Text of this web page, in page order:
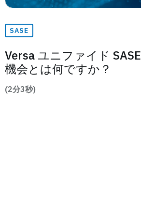
SASE
Versa ユニファイド SASE
機会とは何ですか？
(2分3秒)